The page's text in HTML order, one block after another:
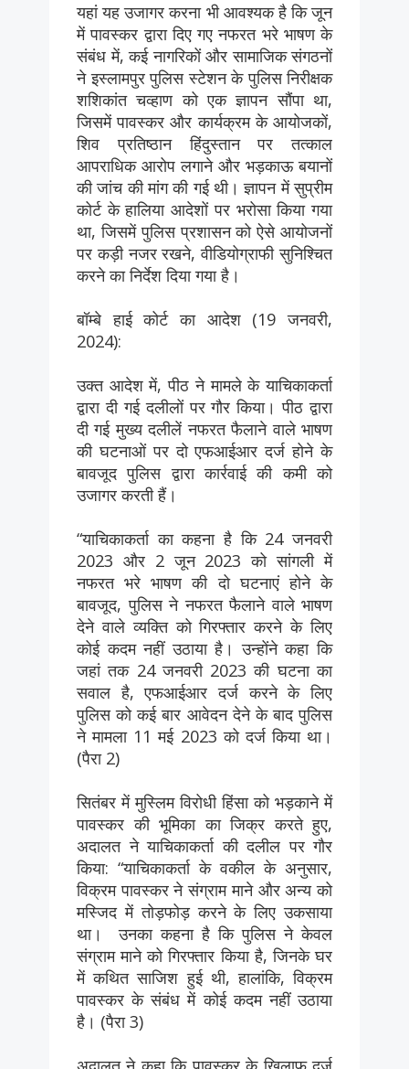
यहां यह उजागर करना भी आवश्यक है कि जून
में पावस्कर द्वारा दिए गए नफरत भरे भाषण के
संबंध में, कई नागरिकों और सामाजिक संगठनों
ने इस्लामपुर पुलिस स्टेशन के पुलिस निरीक्षक
शशिकांत चव्हाण को एक ज्ञापन सौंपा था,
जिसमें पावस्कर और कार्यक्रम के आयोजकों,
शिव प्रतिष्ठान हिंदुस्तान पर तत्काल
आपराधिक आरोप लगाने और भड़काऊ बयानों
की जांच की मांग की गई थी। ज्ञापन में सुप्रीम
कोर्ट के हालिया आदेशों पर भरोसा किया गया
था, जिसमें पुलिस प्रशासन को ऐसे आयोजनों
पर कड़ी नजर रखने, वीडियोग्राफी सुनिश्चित
करने का निर्देश दिया गया है।
बॉम्बे हाई कोर्ट का आदेश (19 जनवरी,
2024):
उक्त आदेश में, पीठ ने मामले के याचिकाकर्ता
द्वारा दी गई दलीलों पर गौर किया। पीठ द्वारा
दी गई मुख्य दलीलें नफरत फैलाने वाले भाषण
की घटनाओं पर दो एफआईआर दर्ज होने के
बावजूद पुलिस द्वारा कार्रवाई की कमी को
उजागर करती हैं।
“याचिकाकर्ता का कहना है कि 24 जनवरी
2023 और 2 जून 2023 को सांगली में
नफरत भरे भाषण की दो घटनाएं होने के
बावजूद, पुलिस ने नफरत फैलाने वाले भाषण
देने वाले व्यक्ति को गिरफ्तार करने के लिए
कोई कदम नहीं उठाया है। उन्होंने कहा कि
जहां तक 24 जनवरी 2023 की घटना का
सवाल है, एफआईआर दर्ज करने के लिए
पुलिस को कई बार आवेदन देने के बाद पुलिस
ने मामला 11 मई 2023 को दर्ज किया था।
(पैरा 2)
सितंबर में मुस्लिम विरोधी हिंसा को भड़काने में
पावस्कर की भूमिका का जिक्र करते हुए,
अदालत ने याचिकाकर्ता की दलील पर गौर
किया: “याचिकाकर्ता के वकील के अनुसार,
विक्रम पावस्कर ने संग्राम माने और अन्य को
मस्जिद में तोड़फोड़ करने के लिए उकसाया
था। उनका कहना है कि पुलिस ने केवल
संग्राम माने को गिरफ्तार किया है, जिनके घर
में कथित साजिश हुई थी, हालांकि, विक्रम
पावस्कर के संबंध में कोई कदम नहीं उठाया
है। (पैरा 3)